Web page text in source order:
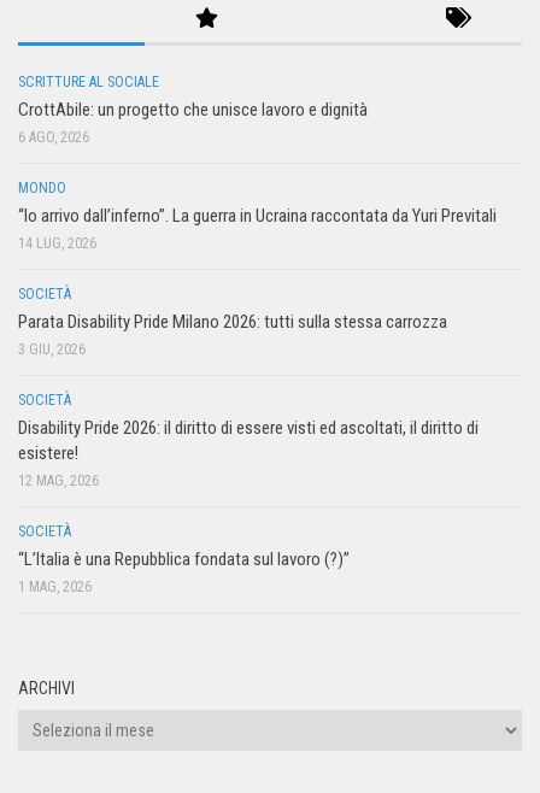
SCRITTURE AL SOCIALE
CrottAbile: un progetto che unisce lavoro e dignità
6 AGO, 2026
MONDO
“Io arrivo dall’inferno”. La guerra in Ucraina raccontata da Yuri Previtali
14 LUG, 2026
SOCIETÀ
Parata Disability Pride Milano 2026: tutti sulla stessa carrozza
3 GIU, 2026
SOCIETÀ
Disability Pride 2026: il diritto di essere visti ed ascoltati, il diritto di
esistere!
12 MAG, 2026
SOCIETÀ
“L’Italia è una Repubblica fondata sul lavoro (?)”
1 MAG, 2026
ARCHIVI